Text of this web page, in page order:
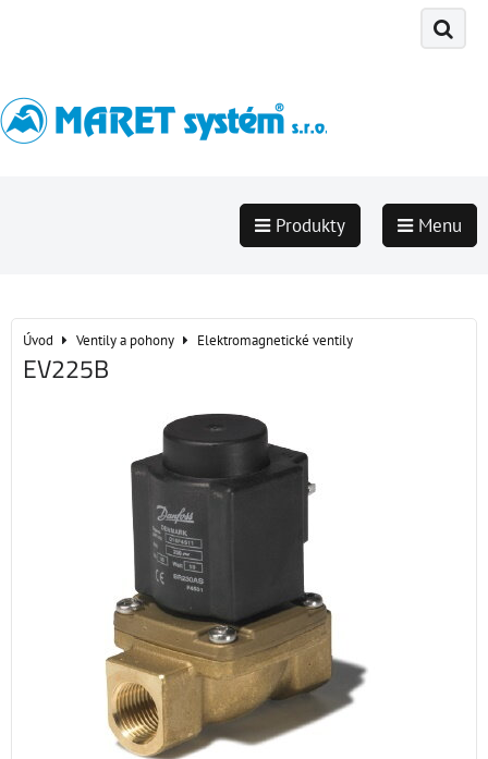
Produkty Menu
Úvod Ventily a pohony Elektromagnetické ventily
EV225B